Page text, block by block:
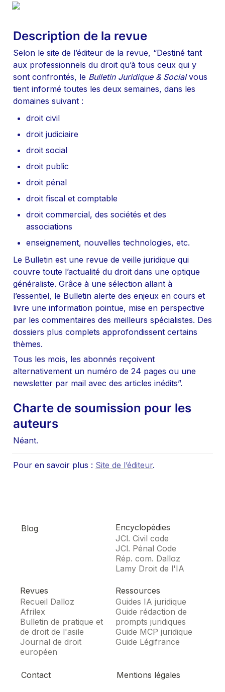
Description de la revue
Selon le site de l’éditeur de la revue, “Destiné tant
aux professionnels du droit qu’à tous ceux qui y
sont confrontés, le Bulletin Juridique & Social vous
tient informé toutes les deux semaines, dans les
domaines suivant :
droit civil
droit judiciaire
droit social
droit public
droit pénal
droit fiscal et comptable
droit commercial, des sociétés et des
associations
enseignement, nouvelles technologies, etc.
Le Bulletin est une revue de veille juridique qui
couvre toute l’actualité du droit dans une optique
généraliste. Grâce à une sélection allant à
l’essentiel, le Bulletin alerte des enjeux en cours et
livre une information pointue, mise en perspective
par les commentaires des meilleurs spécialistes. Des
dossiers plus complets approfondissent certains
thèmes.
Tous les mois, les abonnés reçoivent
alternativement un numéro de 24 pages ou une
newsletter par mail avec des articles inédits”.
Charte de soumission pour les
auteurs
Néant.
Pour en savoir plus : Site de l’éditeur.
Blog
Encyclopédies
JCl. Civil code
JCl. Pénal Code
Rép. com. Dalloz
Lamy Droit de l'IA
Revues
Recueil Dalloz
Afrilex
Bulletin de pratique et
de droit de l'asile
Journal de droit
européen
Ressources
Guides IA juridique
Guide rédaction de
prompts juridiques
Guide MCP juridique
Guide Légifrance
Contact Mentions légales